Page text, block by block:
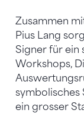
Zusammen
Pius Lang
Signer für ein
Workshops,
symbolisches
ein grosser